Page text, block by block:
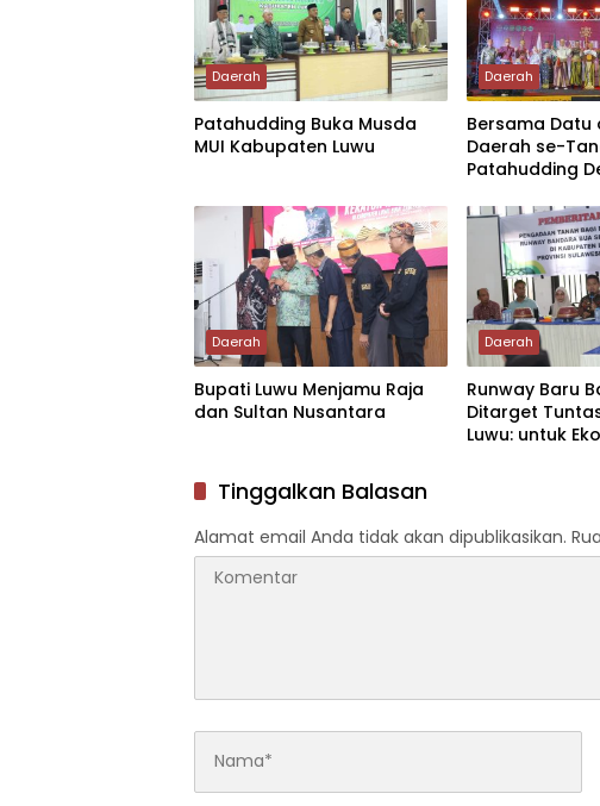
Daerah
Patahudding Buka Musda
MUI Kabupaten Luwu
Daerah
Bersama Datu
Daerah se-
Patahudding
Provinsi Luwu
Daerah
Bupati Luwu Menjamu Raja
dan Sultan Nusantara
Daerah
Runway Baru
Ditarget
Luwu: untuk
Tinggalkan Balasan
Alamat email Anda tidak akan dipublikasikan.